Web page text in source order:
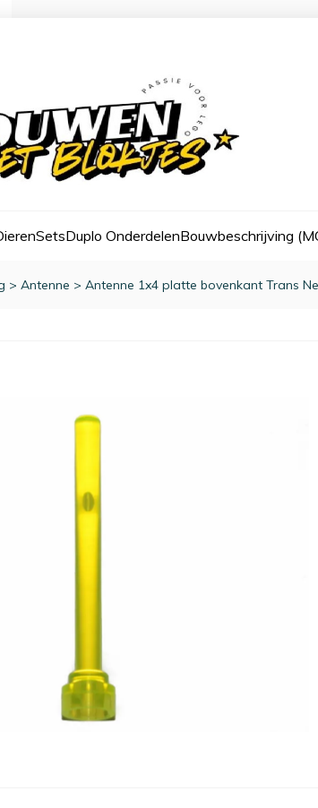
SetsDuplo OnderdelenBouwbeschrijving
> Antenne > Antenne 1x4 platte bovenkant Trans